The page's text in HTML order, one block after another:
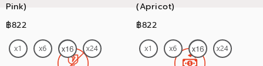
Pink)
฿822
(Apricot)
฿822